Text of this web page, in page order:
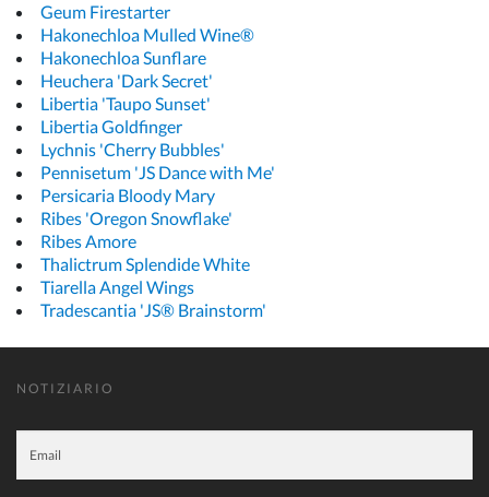
Geum Firestarter
Hakonechloa Mulled Wine®
Hakonechloa Sunflare
Heuchera 'Dark Secret'
Libertia 'Taupo Sunset'
Libertia Goldfinger
Lychnis 'Cherry Bubbles'
Pennisetum 'JS Dance with Me'
Persicaria Bloody Mary
Ribes 'Oregon Snowflake'
Ribes Amore
Thalictrum Splendide White
Tiarella Angel Wings
Tradescantia 'JS® Brainstorm'
NOTIZIARIO